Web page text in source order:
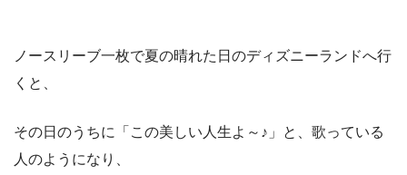
ノースリーブ一枚で夏の晴れた日のディズニーランドへ行
くと、
その日のうちに「この美しい人生よ～♪」と、歌っている
人のようになり、